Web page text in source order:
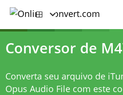
Conversor de
Converta seu arquivo de
Opus Audio File com este